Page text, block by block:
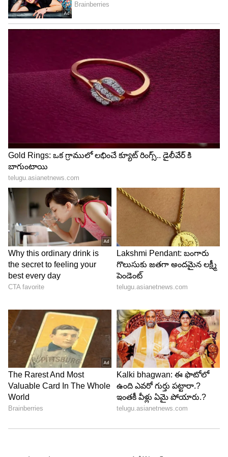
Image Credit :Getty
మీ దగ్గర అల్లం ఎక్కువగా ఉండి, పాడవుతుందేమో అని
భయపడితే ఫ్రీజింగ్ పద్ధతి ఉత్తమమైనది. అల్లాన్ని చిన్న చిన్న
ముక్కలుగా కోసి ఒక బాక్స్‌లో పెట్టి ఫ్రీజర్‌లో ఉంచాలి. లేదా
అల్లం పేస్ట్ చేసి ఐస్ ట్రేలలో వేసి క్యూబ్స్‌లా తయారు
చేసుకోవాలి. ఆ క్యూబ్స్ గడ్డకట్టిన తర్వాత, వాటిని ఒక
జిప్‌లాక్ బ్యాగ్‌లో వేసి నిల్వ చేసుకోవచ్చు. వంట
చేసేటప్పుడు ఒక్కో క్యూబ్ తీసి వాడుకోవచ్చు.
7
Image Credit :Getty
వెనిగర్ లేదా నిమ్మరసం
వేయాలి. అల్లం మునిగేంత వరకు వెనిగర్ లేదా నిమ్మరసం
పోసి ఫ్రిజ్‌లో పెట్టాలి. ఇలా చేయడం వల్ల అల్లం
పాడవకుండా ఉండటమే కాకుండా, దాని రుచి కూడా
పెరుగుతుంది.